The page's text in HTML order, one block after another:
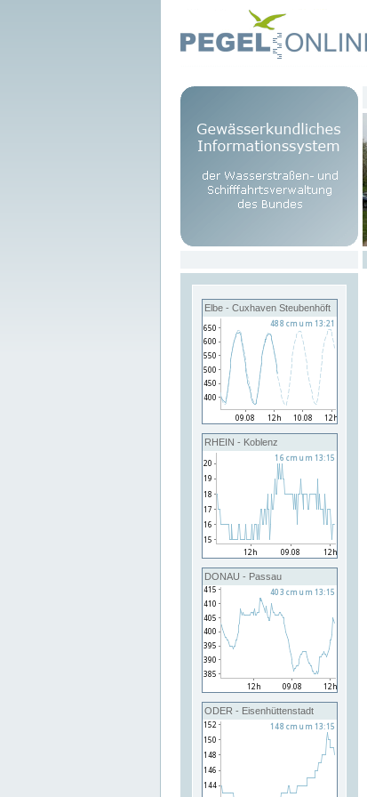
Elbe - Cuxhaven Steubenhöft
RHEIN - Koblenz
DONAU - Passau
ODER - Eisenhüttenstadt